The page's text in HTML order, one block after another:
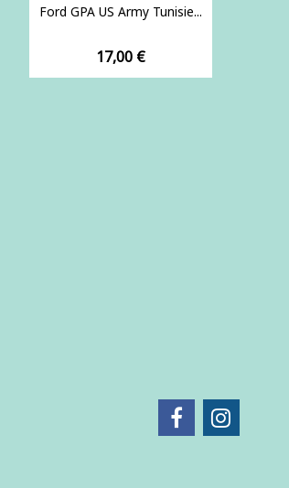
Ford GPA US Army Tunisie...
Prix
17,00 €